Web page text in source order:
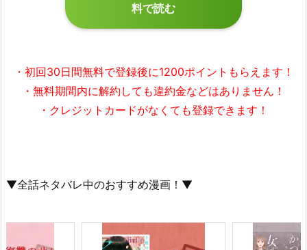
料で読む
・初回30日間無料で登録後に1200ポイント もらえます！
・無料期間内に解約しても違約金などはありません！
・クレジットカードがなくても登録できます！
▼全話ネタバレ中のおすすめ漫画！▼